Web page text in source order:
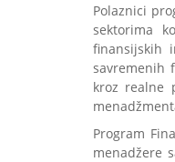
Polaznici
sektorima
finansijskih
savremenih
kroz realne
Program
menadžere